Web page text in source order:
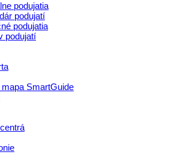
podujatia
podujatí
podujatia
podujatí
SmartGuide